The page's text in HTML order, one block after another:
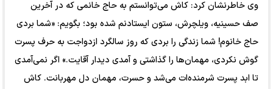
وی خاطرنشان کرد: کاش می‌توانستم به حاج خانمی که در آخرین
صف حسینیه، ویلچرش، ستون ایستادنم شده بود؛ بگویم: «شما بردی
حاج خانوم! شما زندگی را بردی که روز سالگرد ازدواجت به حرف پسرت
گوش نکردی، مهمان‌ها را گذاشتی و آمدی دیدار آقایت.» اگر نمی‌آمدی
تا ابد پسرت شرمنده‌ات می‌شد و حسرت، مهمان دل مهربانت. کاش